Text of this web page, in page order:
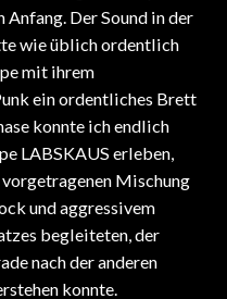
Der Sound in der
wie üblich ordentlich
mit ihrem
ein ordentliches Brett
konnte ich endlich
LABSKAUS erleben,
Mischung
und aggressivem
begleiteten, der
nach der anderen
konnte.